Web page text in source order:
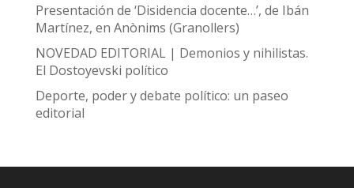
Presentación de ‘Disidencia docente…’, de Ibán
Martínez, en Anònims (Granollers)
NOVEDAD EDITORIAL | Demonios y nihilistas.
El Dostoyevski político
Deporte, poder y debate político: un paseo
editorial